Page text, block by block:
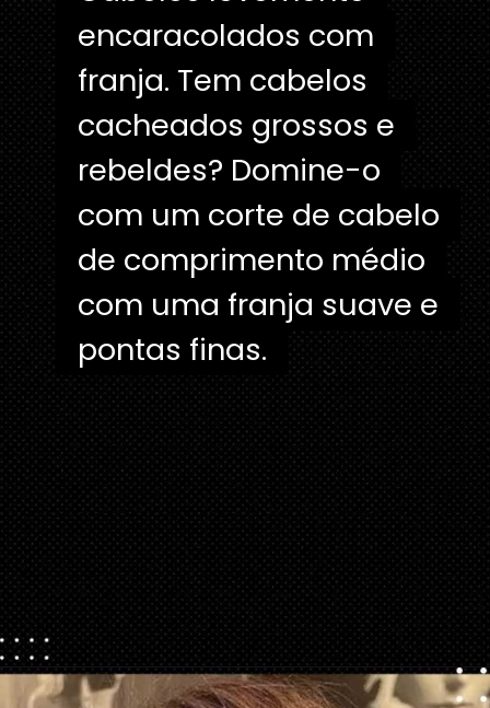
encaracolados com
franja. Tem cabelos
cacheados grossos e
rebeldes? Domine-o
com um corte de cabelo
de comprimento médio
com uma franja suave e
pontas finas.
encaracolados com
franja. Tem cabelos
cacheados grossos e
rebeldes? Domine-o
com um corte de cabelo
de comprimento médio
com uma franja suave e
Opening https://danidrops.com.br/tendencia-corte-de-cabelo-feminino-2025/